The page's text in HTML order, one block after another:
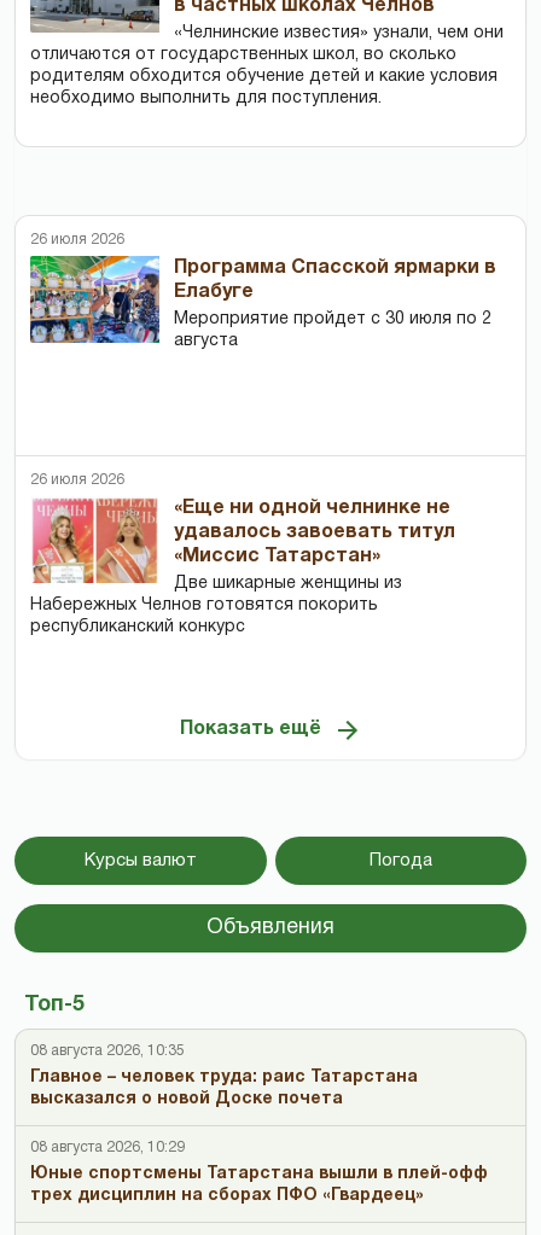
в частных школах Челнов
«Челнинские известия» узнали, чем они
отличаются от государственных школ, во сколько
родителям обходится обучение детей и какие условия
необходимо выполнить для поступления.
26 июля 2026
Программа Спасской ярмарки в
Елабуге
Мероприятие пройдет с 30 июля по 2
августа
26 июля 2026
«Еще ни одной челнинке не
удавалось завоевать титул
«Миссис Татарстан»
Две шикарные женщины из
Набережных Челнов готовятся покорить
республиканский конкурс
Показать ещё
Курсы валют Погода
Объявления
Топ-5
08 августа 2026, 10:35
Главное – человек труда: раис Татарстана
высказался о новой Доске почета
08 августа 2026, 10:29
Юные спортсмены Татарстана вышли в плей-офф
трех дисциплин на сборах ПФО «Гвардеец»